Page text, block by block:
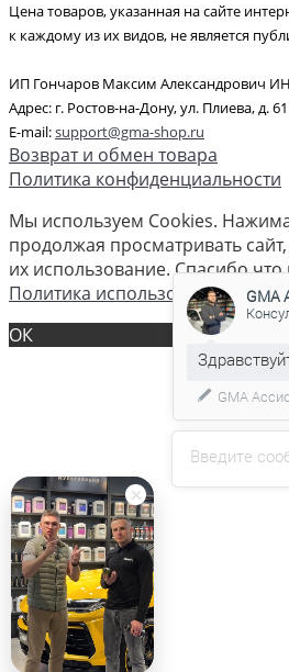
Цена товаров, указанная на сайте
к каждому из их видов, не является
ИП Гончаров Максим Александрович
Адрес: г. Ростов-на-Дону, ул. Плиева, д.
E-mail:support@gma-shop.ru
Возврат и обмен товара
Политика конфиденциальности
Мы используем Cookies.
продолжая просматривать
их использование. Спасибо
Политика использования
ОК
Введите
GMA
GMA